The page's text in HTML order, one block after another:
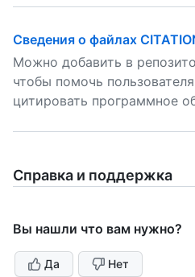
Сведения о файлах
Можно добавить в
чтобы помочь
цитировать программное
Справка и поддержка
Вы нашли что вам нужно?
Да Нет